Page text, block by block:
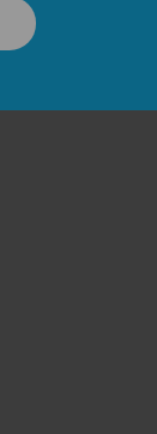
notre site web,
son mur ?
de la
Plus il y a de
enrichira
la classification
volumes
niveau de